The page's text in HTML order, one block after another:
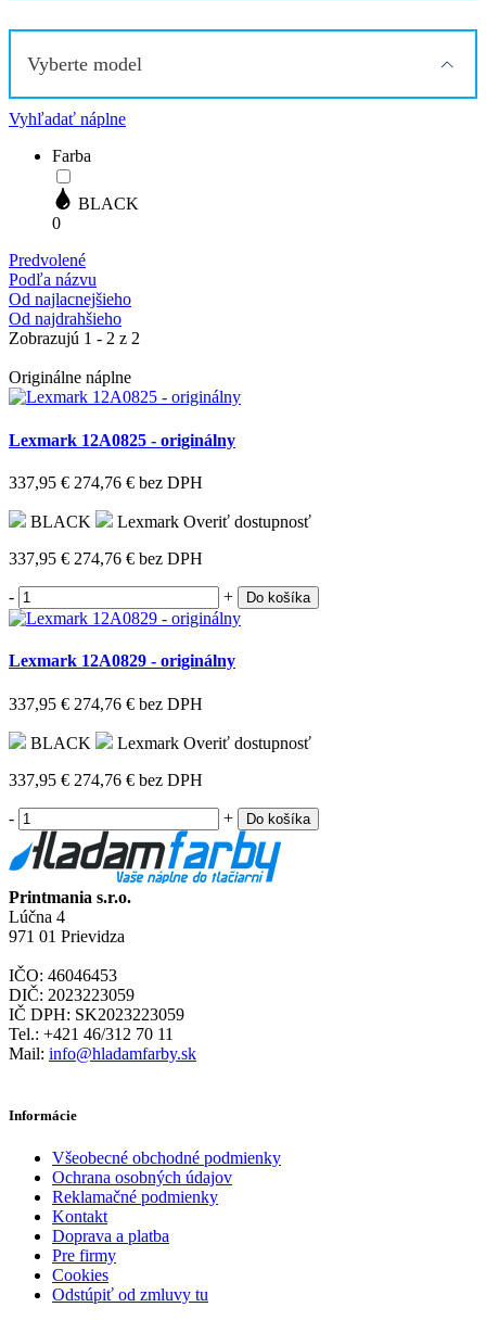
Vyberte model
Vyhľadať náplne
Farba
BLACK
0
Predvolené
Podľa názvu
Od najlacnejšieho
Od najdrahšieho
Zobrazujú 1 - 2 z 2
Originálne náplne
Lexmark 12A0825 - originálny
337,95 € 274,76 € bez DPH
BLACK Lexmark Overiť dostupnosť
337,95 € 274,76 € bez DPH
- + Do košíka
Lexmark 12A0829 - originálny
337,95 € 274,76 € bez DPH
BLACK Lexmark Overiť dostupnosť
337,95 € 274,76 € bez DPH
- + Do košíka
Printmania s.r.o.
Lúčna 4
971 01 Prievidza
IČO: 46046453
DIČ: 2023223059
IČ DPH: SK2023223059
Tel.: +421 46/312 70 11
Mail: info@hladamfarby.sk
Informácie
Všeobecné obchodné podmienky
Ochrana osobných údajov
Reklamačné podmienky
Kontakt
Doprava a platba
Pre firmy
Cookies
Odstúpiť od zmluvy tu